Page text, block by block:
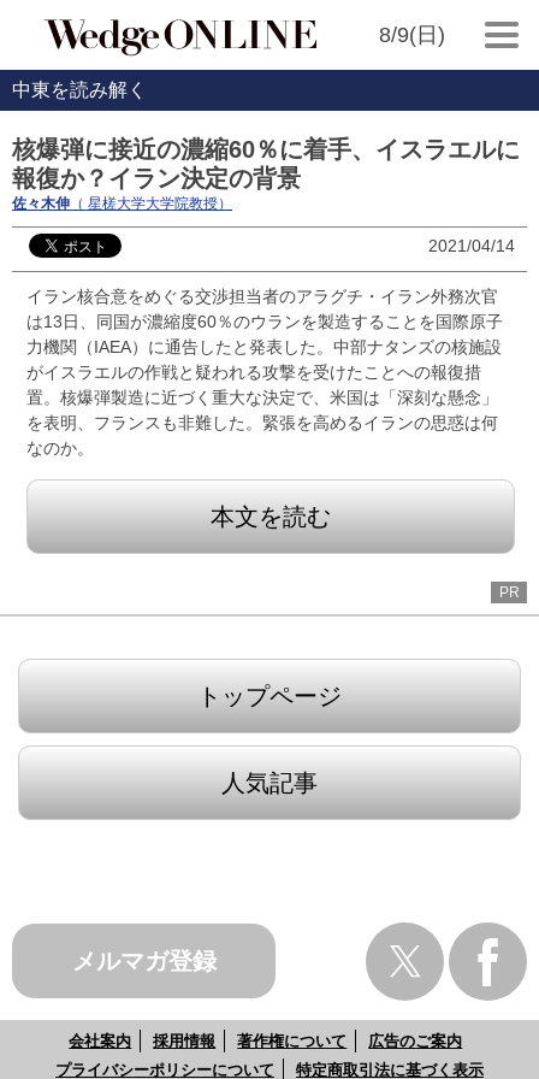
8/9(日)
中東を読み解く
核爆弾に接近の濃縮60％に着手、イスラエルに
報復か？イラン決定の背景
佐々木伸 （ 星槎大学大学院教授）
2021/04/14
イラン核合意をめぐる交渉担当者のアラグチ・イラン外務次官
は13日、同国が濃縮度60％のウランを製造することを国際原子
力機関（IAEA）に通告したと発表した。中部ナタンズの核施設
がイスラエルの作戦と疑われる攻撃を受けたことへの報復措
置。核爆弾製造に近づく重大な決定で、米国は「深刻な懸念」
を表明、フランスも非難した。緊張を高めるイランの思惑は何
なのか。
本文を読む
PR
トップページ
人気記事
メルマガ登録
会社案内 採用情報 著作権について
広告のご案内
プライバシーポリシーについて
特定商取引法に基づく表示